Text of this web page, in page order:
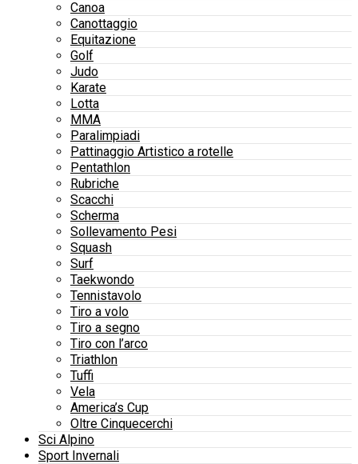
Canoa
Canottaggio
Equitazione
Golf
Judo
Karate
Lotta
MMA
Paralimpiadi
Pattinaggio Artistico a rotelle
Pentathlon
Rubriche
Scacchi
Scherma
Sollevamento Pesi
Squash
Surf
Taekwondo
Tennistavolo
Tiro a volo
Tiro a segno
Tiro con l’arco
Triathlon
Tuffi
Vela
America’s Cup
Oltre Cinquecerchi
Sci Alpino
Sport Invernali